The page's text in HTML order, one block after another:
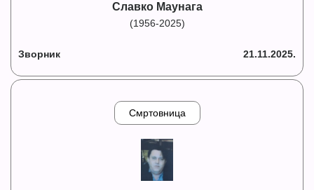
Славко Маунага
(1956-2025)
Зворник 21.11.2025.
Смртовница